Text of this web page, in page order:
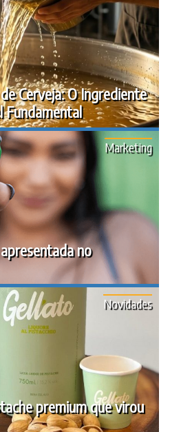
Cerveja: O Ingrediente
Fundamental
no
Marketing
premium que virou
Novidades